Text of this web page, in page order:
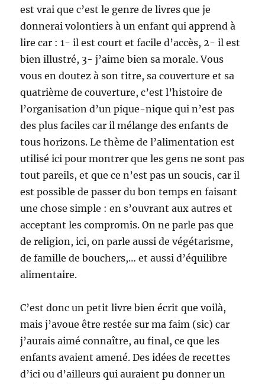
est vrai que c’est le genre de livres que je
donnerai volontiers à un enfant qui apprend à
lire car : 1- il est court et facile d’accès, 2- il est
bien illustré, 3- j’aime bien sa morale. Vous
vous en doutez à son titre, sa couverture et sa
quatrième de couverture, c’est l’histoire de
l’organisation d’un pique-nique qui n’est pas
des plus faciles car il mélange des enfants de
tous horizons. Le thème de l’alimentation est
utilisé ici pour montrer que les gens ne sont pas
tout pareils, et que ce n’est pas un soucis, car il
est possible de passer du bon temps en faisant
une chose simple : en s’ouvrant aux autres et
acceptant les compromis. On ne parle pas que
de religion, ici, on parle aussi de végétarisme,
de famille de bouchers,… et aussi d’équilibre
alimentaire.
C’est donc un petit livre bien écrit que voilà,
mais j’avoue être restée sur ma faim (sic) car
j’aurais aimé connaître, au final, ce que les
enfants avaient amené. Des idées de recettes
d’ici ou d’ailleurs qui auraient pu donner un